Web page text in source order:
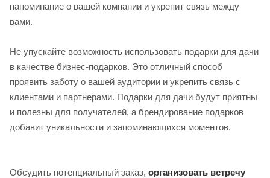
напоминание о вашей компании и укрепит связь между
вами.
Не упускайте возможность использовать подарки для дачи
в качестве бизнес-подарков. Это отличный способ
проявить заботу о вашей аудитории и укрепить связь с
клиентами и партнерами. Подарки для дачи будут приятны
и полезны для получателей, а брендирование подарков
добавит уникальности и запоминающихся моментов.
Обсудить потенциальный заказ, организовать встречу